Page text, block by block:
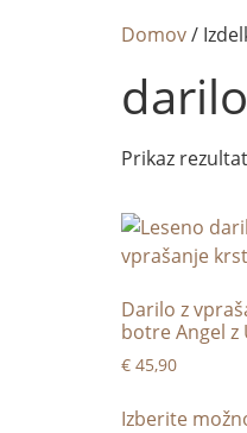
Domov/
Prikaz
Darilo z
botre Angel z
€ 45,90
Izberite